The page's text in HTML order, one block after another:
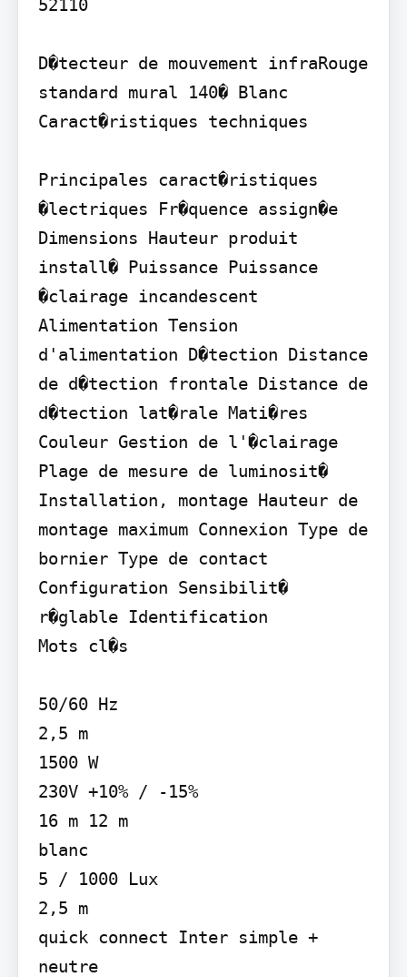
52110
D�tecteur de mouvement infraRouge
standard mural 140� Blanc
Caract�ristiques techniques
Principales caract�ristiques
�lectriques Fr�quence assign�e
Dimensions Hauteur produit
install� Puissance Puissance
�clairage incandescent
Alimentation Tension
d'alimentation D�tection Distance
de d�tection frontale Distance de
d�tection lat�rale Mati�res
Couleur Gestion de l'�clairage
Plage de mesure de luminosit�
Installation, montage Hauteur de
montage maximum Connexion Type de
bornier Type de contact
Configuration Sensibilit�
r�glable Identification
Mots cl�s
50/60 Hz
2,5 m
1500 W
230V +10% / -15%
16 m 12 m
blanc
5 / 1000 Lux
2,5 m
quick connect Inter simple +
neutre